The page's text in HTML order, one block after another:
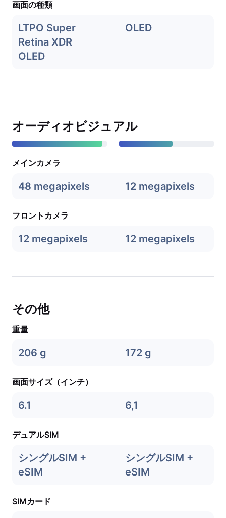
画面の種類
LTPO Super
Retina XDR
OLED
OLED
オーディオビジュアル
メインカメラ
48 megapixels 12 megapixels
フロントカメラ
12 megapixels 12 megapixels
その他
重量
206 g 172 g
画面サイズ（インチ）
6.1 6,1
デュアルSIM
シングルSIM +
eSIM
シングルSIM +
eSIM
SIMカード